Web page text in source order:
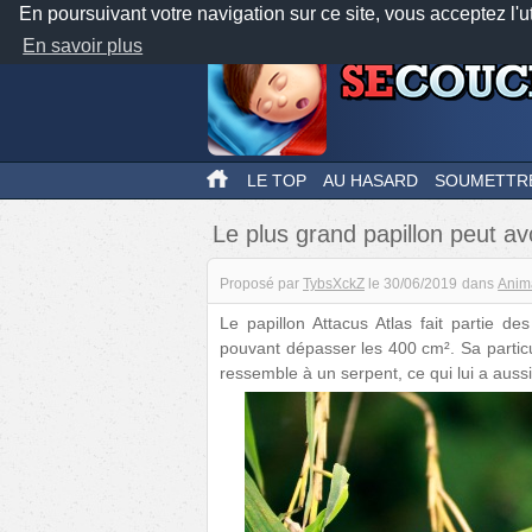
En poursuivant votre navigation sur ce site, vous acceptez
En savoir plus
LE TOP AU HASARD
Le plus grand papillon peut
Proposé par TybsXckZ le 30/06/2019 dans
Le papillon Attacus Atlas fait partie
pouvant dépasser les 400 cm². Sa
ressemble à un serpent, ce qui lui a